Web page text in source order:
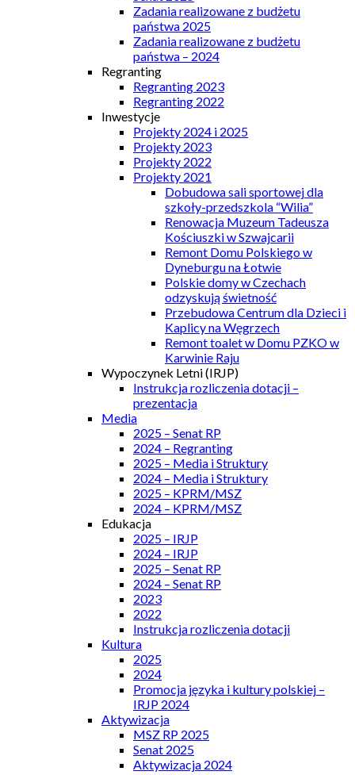
Zadania realizowane z budżetu
państwa 2025
Zadania realizowane z budżetu
państwa – 2024
Regranting
Regranting 2023
Regranting 2022
Inwestycje
Projekty 2024 i 2025
Projekty 2023
Projekty 2022
Projekty 2021
Dobudowa sali sportowej dla
szkoły-przedszkola “Wilia”
Renowacja Muzeum Tadeusza
Kościuszki w Szwajcarii
Remont Domu Polskiego w
Dyneburgu na Łotwie
Polskie domy w Czechach
odzyskują świetność
Przebudowa Centrum dla Dzieci i
Kaplicy na Węgrzech
Remont toalet w Domu PZKO w
Karwinie Raju
Wypoczynek Letni (IRJP)
Instrukcja rozliczenia dotacji –
prezentacja
Media
2025 – Senat RP
2024 – Regranting
2025 – Media i Struktury
2024 – Media i Struktury
2025 – KPRM/MSZ
2024 – KPRM/MSZ
Edukacja
2025 – IRJP
2024 – IRJP
2025 – Senat RP
2024 – Senat RP
2023
2022
Instrukcja rozliczenia dotacji
Kultura
2025
2024
Promocja języka i kultury polskiej –
IRJP 2024
Aktywizacja
MSZ RP 2025
Senat 2025
Aktywizacja 2024